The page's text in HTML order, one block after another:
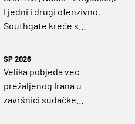
I jedni i drugi ofenzivno,
Southgate kreće s
SP 2026
Velika pobjeda već
prežaljenog Irana u
završnici sudačke